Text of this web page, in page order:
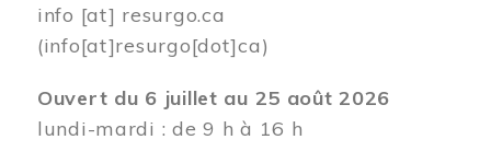
info [at] resurgo.ca
(info[at]resurgo[dot]ca)
Ouvert du 6 juillet au 25 août 2026
lundi-mardi : de 9 h à 16 h